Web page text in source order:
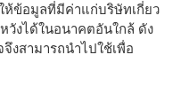
ห้ข้อมูลที่มีค่าแก่บริษัทเกี่ยว
วังได้ในอนาคตอันใกล้ ดัง
งสามารถนําไปใช้เพื่อ